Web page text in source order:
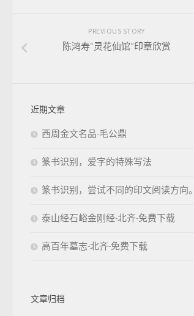
PREVIOUS STORY
陈鸿寿“灵花仙馆”印章欣赏
近期文章
西周金文名品-毛公鼎
篆书识别，爱字的特殊写法
篆书识别，尝试不同的印文阅读方向。
泰山经石峪金刚经-北齐-免费下载
高百年墓志-北齐-免费下载
文章归档